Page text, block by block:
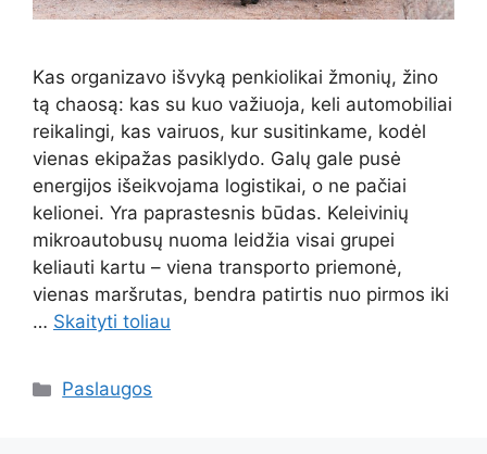
Kas organizavo išvyką penkiolikai žmonių, žino
tą chaosą: kas su kuo važiuoja, keli automobiliai
reikalingi, kas vairuos, kur susitinkame, kodėl
vienas ekipažas pasiklydo. Galų gale pusė
energijos išeikvojama logistikai, o ne pačiai
kelionei. Yra paprastesnis būdas. Keleivinių
mikroautobusų nuoma leidžia visai grupei
keliauti kartu – viena transporto priemonė,
vienas maršrutas, bendra patirtis nuo pirmos iki
… Skaityti toliau
Kategorijos
Paslaugos